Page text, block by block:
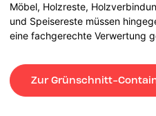
Möbel, Holzreste,
und Speisereste müssen
eine fachgerechte Verwertung
Zur Grünschnitt-